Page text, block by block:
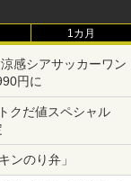
1カ月
感シアサッカーワン
円に
クだ値スペシャル
ンのり弁」